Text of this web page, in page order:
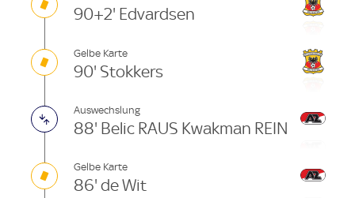
90+2' Edvardsen
Gelbe Karte
90' Stokkers
Auswechslung
88' Belic RAUS Kwakman REIN
Gelbe Karte
86' de Wit